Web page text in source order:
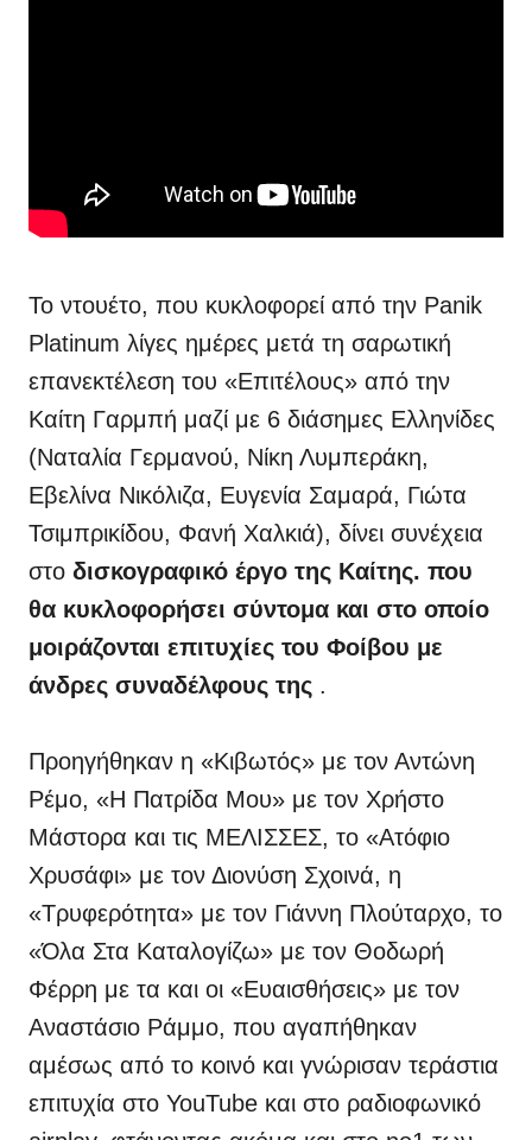
Το ντουέτο, που κυκλοφορεί από την Panik
Platinum λίγες ημέρες μετά τη σαρωτική
επανεκτέλεση του «Επιτέλους» από την
Καίτη Γαρμπή μαζί με 6 διάσημες Ελληνίδες
(Ναταλία Γερμανού, Νίκη Λυμπεράκη,
Εβελίνα Νικόλιζα, Ευγενία Σαμαρά, Γιώτα
Τσιμπρικίδου, Φανή Χαλκιά), δίνει συνέχεια
στο δισκογραφικό έργο της Καίτης. που
θα κυκλοφορήσει σύντομα και στο οποίο
μοιράζονται επιτυχίες του Φοίβου με
άνδρες συναδέλφους της .
Προηγήθηκαν η «Κιβωτός» με τον Αντώνη
Ρέμο, «Η Πατρίδα Μου» με τον Χρήστο
Μάστορα και τις ΜΕΛΙΣΣΕΣ, το «Ατόφιο
Χρυσάφι» με τον Διονύση Σχοινά, η
«Τρυφερότητα» με τον Γιάννη Πλούταρχο, το
«Όλα Στα Καταλογίζω» με τον Θοδωρή
Φέρρη με τα και οι «Ευαισθήσεις» με τον
Αναστάσιο Ράμμο, που αγαπήθηκαν
αμέσως από το κοινό και γνώρισαν τεράστια
επιτυχία στο YouTube και στο ραδιοφωνικό